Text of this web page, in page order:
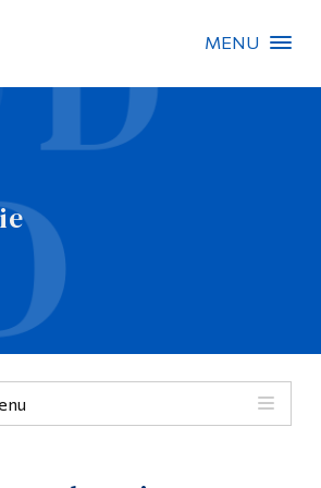
MENU
Recherche sur le site
Recherche de personnes
Omnivox